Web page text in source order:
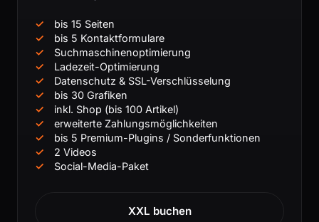
bis 15 Seiten
bis 5 Kontaktformulare
Suchmaschinenoptimierung
Ladezeit-Optimierung
Datenschutz & SSL-Verschlüsselung
bis 30 Grafiken
inkl. Shop (bis 100 Artikel)
erweiterte Zahlungsmöglichkeiten
bis 5 Premium-Plugins / Sonderfunktionen
2 Videos
Social-Media-Paket
XXL buchen